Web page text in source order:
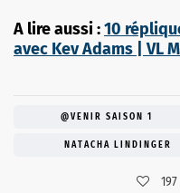
A lire aussi :10
avec Kev Adams | VL
@VENIR SAISON 1
NATACHA LINDINGER
197